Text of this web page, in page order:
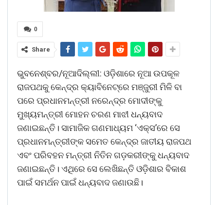
0
Share
ଭୁବନେଶ୍ବର/ନୂଆଦିଲ୍ଲୀ: ଓଡ଼ିଶାରେ ନୂଆ ଉପକୂଳ
ରାଜପଥକୁ କେନ୍ଦ୍ର କ୍ୟାବିନେଟ୍‌ରେ ମଞ୍ଜୁରୀ ମିଳି ବା
ପରେ ପ୍ରଧାନମନ୍ତ୍ରୀ ନରେନ୍ଦ୍ର ମୋଦୀଙ୍କୁ
ମୁଖ୍ୟମନ୍ତ୍ରୀ ମୋହନ ଚରଣ ମାଝୀ ଧନ୍ୟବାଦ
ଜଣାଇଛନ୍ତି। ସାମାଜିକ ଗଣମାଧ୍ୟମ ‘ଏକ୍ସ’ରେ ସେ
ପ୍ରଧାନମନ୍ତ୍ରୀଙ୍କ ସମେତ କେନ୍ଦ୍ର ଜାତୀୟ ରାଜପଥ
ଏବଂ ପରିବହନ ମନ୍ତ୍ରୀ ନିତିନ ଗଡ଼କରୀଙ୍କୁ ଧନ୍ୟବାଦ
ଜଣାଇଛନ୍ତି। ଏଥିରେ ସେ ଲେଖିଛନ୍ତି ଓଡ଼ିଶାର ବିକାଶ
ପାଇଁ ସମର୍ଥନ ପାଇଁ ଧନ୍ୟବାଦ ଜଣାଉଛି।